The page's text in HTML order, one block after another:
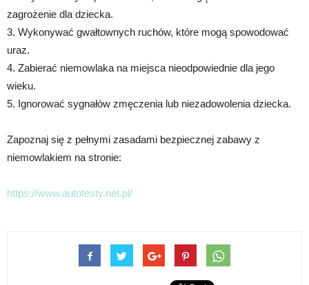
zagrożenie dla dziecka.
3. Wykonywać gwałtownych ruchów, które mogą spowodować
uraz.
4. Zabierać niemowlaka na miejsca nieodpowiednie dla jego
wieku.
5. Ignorować sygnałów zmęczenia lub niezadowolenia dziecka.
Zapoznaj się z pełnymi zasadami bezpiecznej zabawy z
niemowlakiem na stronie:
https://www.autotesty.net.pl/